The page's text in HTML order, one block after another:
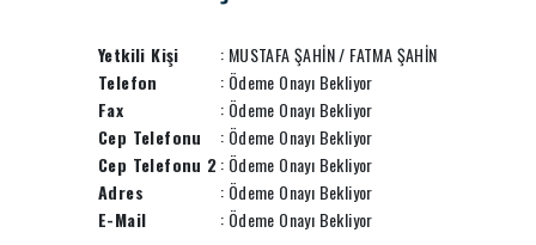
Yetkili Kişi
: MUSTAFA ŞAHİN / FATMA ŞAHİN
Telefon
: Ödeme Onayı Bekliyor
Fax
: Ödeme Onayı Bekliyor
Cep Telefonu
: Ödeme Onayı Bekliyor
Cep Telefonu 2: Ödeme Onayı Bekliyor
Adres
: Ödeme Onayı Bekliyor
E-Mail
: Ödeme Onayı Bekliyor